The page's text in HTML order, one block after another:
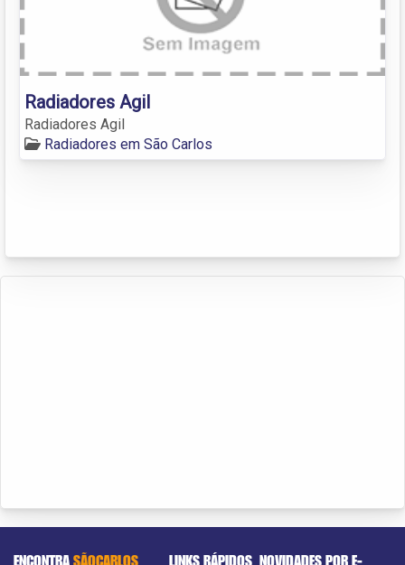
Radiadores Agil
Radiadores Agil
Radiadores em São Carlos
ENCONTRASÃOCARLOS LINKS RÁPIDOS NOVIDADES POR E-